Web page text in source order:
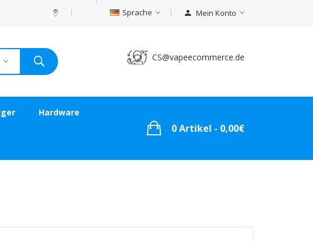
Sprache Mein Konto
CS@vapeecommerce.de
Hardware
0 Artikel - 0,00€